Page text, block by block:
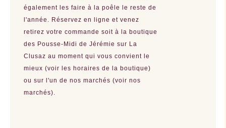
également les faire à la poêle le reste de
l'année. Réservez en ligne et venez
retirez votre commande soit à la boutique
des Pousse-Midi de Jérémie sur La
Clusaz au moment qui vous convient le
mieux (voir les horaires de la boutique)
ou sur l'un de nos marchés (voir nos
marchés).